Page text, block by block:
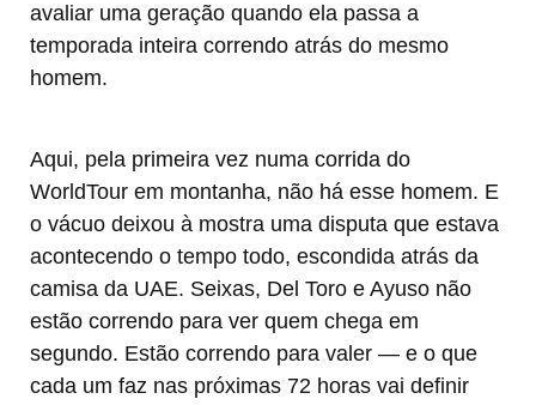
avaliar uma geração quando ela passa a
temporada inteira correndo atrás do mesmo
homem.
Aqui, pela primeira vez numa corrida do
WorldTour em montanha, não há esse homem. E
o vácuo deixou à mostra uma disputa que estava
acontecendo o tempo todo, escondida atrás da
camisa da UAE. Seixas, Del Toro e Ayuso não
estão correndo para ver quem chega em
segundo. Estão correndo para valer — e o que
cada um faz nas próximas 72 horas vai definir